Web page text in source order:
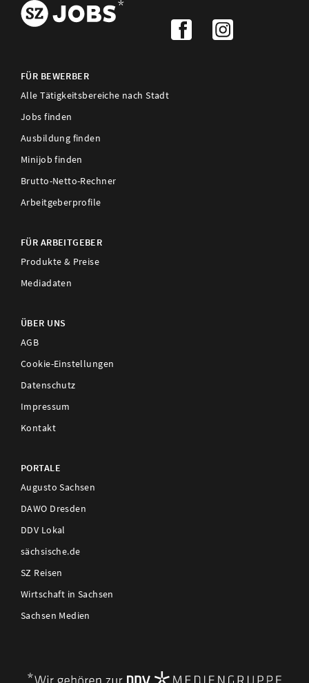
FÜR BEWERBER
Alle Tätigkeitsbereiche nach Stadt
Jobs finden
Ausbildung finden
Minijob finden
Brutto-Netto-Rechner
Arbeitgeberprofile
FÜR ARBEITGEBER
Produkte & Preise
Mediadaten
ÜBER UNS
AGB
Cookie-Einstellungen
Datenschutz
Impressum
Kontakt
PORTALE
Augusto Sachsen
DAWO Dresden
DDV Lokal
sächsische.de
SZ Reisen
Wirtschaft in Sachsen
Sachsen Medien